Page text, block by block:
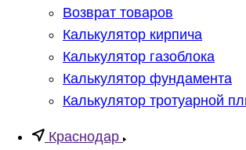
Возврат товаров
Калькулятор кирпича
Калькулятор газоблока
Калькулятор фундамента
Калькулятор тротуарной
Краснодар